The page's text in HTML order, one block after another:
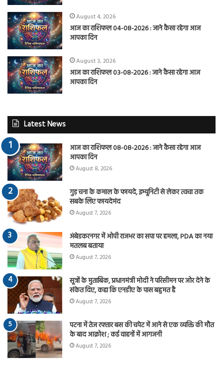
August 4, 2026
आज का राशिफल 04-08-2026 : जाने कैसा रहेगा आज
आपका दिन
August 3, 2026
आज का राशिफल 03-08-2026 : जाने कैसा रहेगा आज
आपका दिन
Latest News
आज का राशिफल 08-08-2026 : जाने कैसा रहेगा आज
आपका दिन
August 8, 2026
गुड़ चना के कमाल के फायदे, इम्यूनिटी से लेकर त्वचा तक
सबके लिए फायदेमंद
August 7, 2026
अंबेडकरनगर में ओपी राजभर का सपा पर हमला, PDA का नया
मतलब बताया
August 7, 2026
सूत्रों के मुताबिक, प्रधानमंत्री मोदी ने परिसीमन पर जोर देने के
संकेत दिए, कहा कि एनडीए के पास बहुमत है
August 7, 2026
पटना में तेज रफ्तार बस की चपेट में आने से एक व्यक्ति की मौत
के बाद आक्रोश ; कई वाहनों में आगजनी
August 7, 2026